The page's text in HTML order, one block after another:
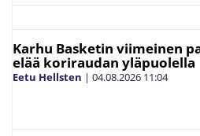
Karhu Basketin viimeinen
elää koriraudan yläpuolella
Eetu Hellsten | 04.08.2026 11:04